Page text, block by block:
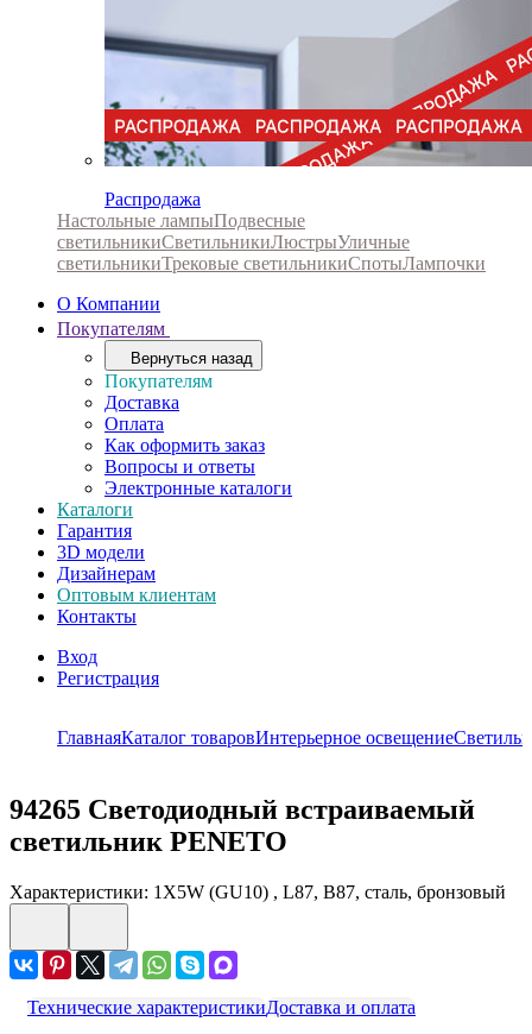
Распродажа
Настольные лампыПодвесные
светильникиСветильникиЛюстрыУличные
светильникиТрековые светильникиСпотыЛампочки
О Компании
Покупателям
Вернуться назад
Покупателям
Доставка
Оплата
Как оформить заказ
Вопросы и ответы
Электронные каталоги
Каталоги
Гарантия
3D модели
Дизайнерам
Оптовым клиентам
Контакты
Вход
Регистрация
ГлавнаяКаталог товаровИнтерьерное освещение
94265 Светодиодный встраиваемый
светильник PENETO
Характеристики: 1X5W (GU10) , L87, B87, сталь, бронзовый
Технические характеристикиДоставка и оплата